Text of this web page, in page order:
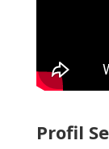
Profil